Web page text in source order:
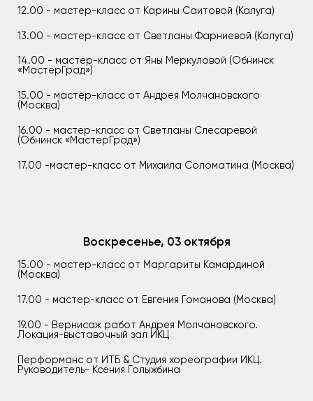
12.00 - мастер-класс от Карины Саитовой (Калуга)
13.00 - мастер-класс от Светланы Фарниевой (Калуга)
14.00 - мастер-класс от Яны Меркуловой (Обнинск
«МастерГрад»)
15.00 - мастер-класс от Андрея Молчановского
(Москва)
16.00 - мастер-класс от Светланы Слесаревой
(Обнинск «МастерГрад»)
17.00 -мастер-класс от Михаила Соломатина (Москва)
Воскресенье, 03 октября
15.00 - мастер-класс от Маргариты Камардиной
(Москва)
17.00 - мастер-класс от Евгения Гоманова (Москва)
19.00 - Вернисаж работ Андрея Молчановского.
Локация-выставочный зал ИКЦ
Перформанс от ИТБ & Студия хореографии ИКЦ.
Руководитель- Ксения Голыжбина